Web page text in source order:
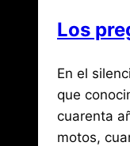
Los
PorJose
María
de
Mena
julio
6,
2017agosto
3,
En el
que
cuarenta
motos,